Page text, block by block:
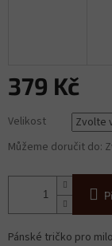
379 Kč
cena:
Velikost
Můžeme doručit do:
Pánské tričko pro